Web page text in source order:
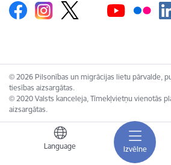
Izvēlne
Language
© 2026 Pilsonības un migrācijas lietu pārvalde,
tiesības aizsargātas.
© 2020 Valsts kanceleja, Tīmekļvietņu vienotās
aizsargātas.